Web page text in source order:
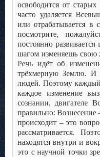
освободится от
часто удаляется
или отрабатывается в
посмотрите,
постоянно
шагом изменяешь свою
Речь идёт об
трёхмерную Землю. И
людей. Поэтому
каждое изменение
сознании, двигателе
правильно: Вознесение
происходит – это
рассматривается.
находятся внутри и
это с научной точки